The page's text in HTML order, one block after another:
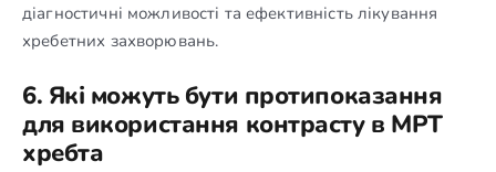
діагностичні можливості та ефективність лікування
хребетних захворювань.
6. Які можуть бути протипоказання
для використання контрасту в МРТ
хребта